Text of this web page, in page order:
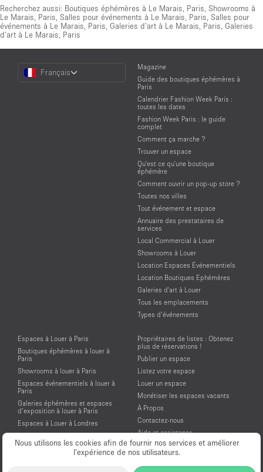
Nous utilisons les cookies afin de fournir nos services et améliorer
l’expérience de nos utilisateurs.
Recherchez aussi: Boutiques éphémères à Le Marais, Paris Showrooms à
Le Marais, Paris Salles pour événements à Le Marais, Paris Salles pour
événements à Le Marais, Paris Galeries d'art à Le Marais, Paris Galeries
d'art à Le Marais, Paris
Choose
Language
Français
Magazine
Guide des boutiques éphémères à
Paris
Calendrier Fashion Week Paris :
toutes les dates
Fashion Week Paris : le guide
complet
Comment ça marche ?
Trouver un espace
Qu'est ce qu'une boutique
éphémère
Comment ouvrir un pop-up store ?
Toutes nos villes
Tout événement et espace
Annuaire des prestataires de
services
Local Commercial à Louer
Showrooms à Louer
Location Espaces Événementiels
Location Boutiques Ephémères
Galeries d'art à Louer
Tous les emplacements
Types d’événements
Espaces à Louer à Paris
Boutiques éphémères à louer à
Paris
Showrooms à louer à Paris
Espaces événementiels à louer à
Paris
Galeries éphémères et espaces
d’exposition à louer à Paris
Espaces à Louer à Londres
Espaces à Louer à New York
Espaces à Louer à San Francisco
Propriétaires de listes : Obtenez
plus de réservations !
Publier un espace
Listez votre espace
Louer un espace
Monétiser les espaces vacants
À Propos
Contactez-nous
Aide et assistance
Conditions générales d'utilisation
Mentions légales
Politique de confidentialité